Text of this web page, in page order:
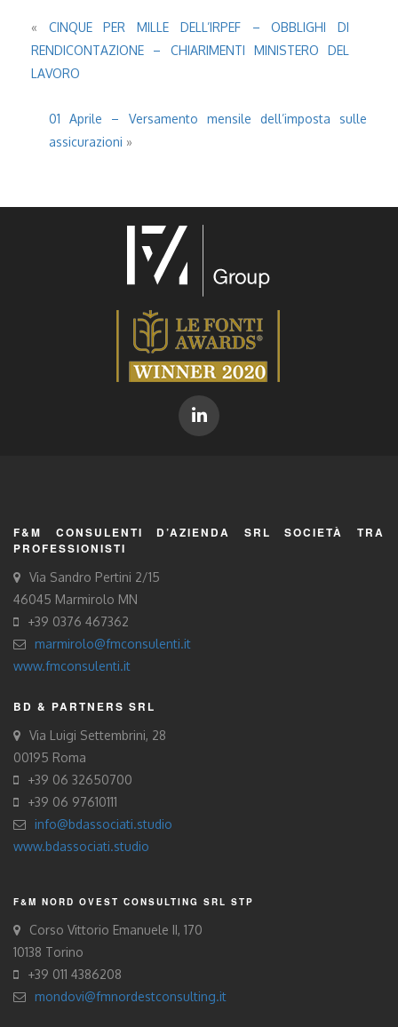
« CINQUE PER MILLE DELL’IRPEF – OBBLIGHI DI
RENDICONTAZIONE – CHIARIMENTI MINISTERO DEL
LAVORO
01 Aprile – Versamento mensile dell’imposta sulle
assicurazioni »
F&M CONSULENTI D’AZIENDA SRL SOCIETÀ TRA
PROFESSIONISTI
Via Sandro Pertini 2/15
46045 Marmirolo MN
+39 0376 467362
marmirolo@fmconsulenti.it
www.fmconsulenti.it
BD & PARTNERS SRL
Via Luigi Settembrini, 28
00195 Roma
+39 06 32650700
+39 06 97610111
info@bdassociati.studio
www.bdassociati.studio
F&M NORD OVEST CONSULTING SRL STP
Corso Vittorio Emanuele II, 170
10138 Torino
+39 011 4386208
mondovi@fmnordestconsulting.it